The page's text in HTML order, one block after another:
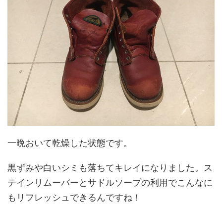
一晩おいて乾燥した状態です。
黒ずみや白いシミも落ちてキレイになりました。ス
テインリムーバーとサドルソープの利用でこんなに
もリフレッシュできるんですね！